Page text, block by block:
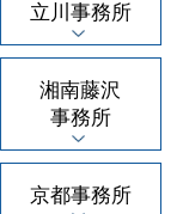
立川事務所
湘南藤沢
事務所
京都事務所